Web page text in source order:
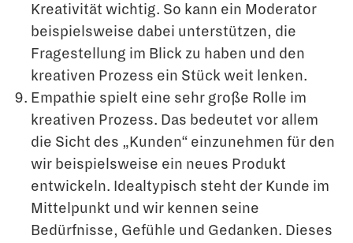
Kreativität wichtig. So kann ein Moderator
beispielsweise dabei unterstützen, die
Fragestellung im Blick zu haben und den
kreativen Prozess ein Stück weit lenken.
Empathie spielt eine sehr große Rolle im
kreativen Prozess. Das bedeutet vor allem
die Sicht des „Kunden“ einzunehmen für den
wir beispielsweise ein neues Produkt
entwickeln. Idealtypisch steht der Kunde im
Mittelpunkt und wir kennen seine
Bedürfnisse, Gefühle und Gedanken. Dieses